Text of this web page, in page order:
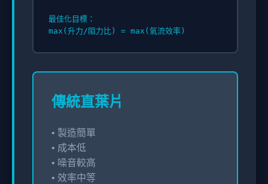
最佳化目標：
傳統直葉片
• 製造簡單
• 成本低
• 噪音較高
• 效率中等